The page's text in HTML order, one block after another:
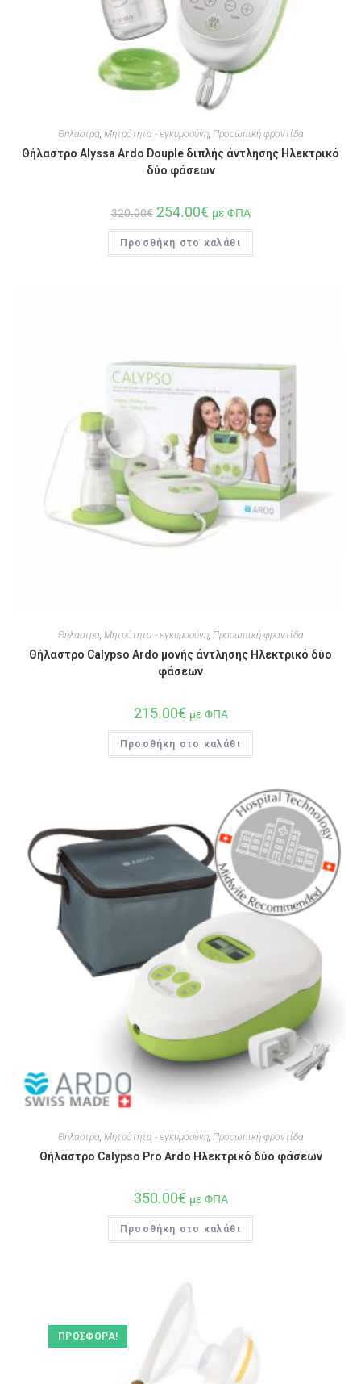
Θήλαστρα, Μητρότητα - εγκυμοσύνη, Προσωπική φροντίδα
Θήλαστρο Alyssa Ardo Douple διπλής άντλησης Ηλεκτρικό
δύο φάσεων
320.00€ 254.00€ με ΦΠΑ
Προσθήκη στο καλάθι
Θήλαστρα, Μητρότητα - εγκυμοσύνη, Προσωπική φροντίδα
Θήλαστρο Calypso Ardo μονής άντλησης Ηλεκτρικό δύο
φάσεων
215.00€ με ΦΠΑ
Προσθήκη στο καλάθι
Θήλαστρα Μητρότητα - εγκυμοσύνη, Προσωπική φροντίδα
Θήλαστρο Calypso Pro Ardo Ηλεκτρικό δύο φάσεων
350.00€ με ΦΠΑ
Προσθήκη στο καλάθι
ΠΡΟΣΦΟΡΆ!